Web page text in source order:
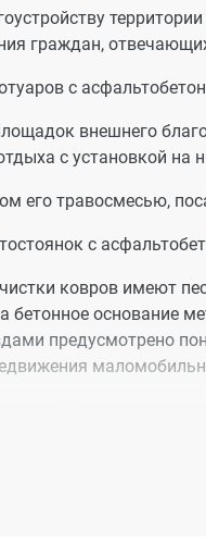
граждан,
с
внешнего
с установкой
его травосмесью,
с
ковров имеют
бетонное основание
предусмотрено
без перетирки